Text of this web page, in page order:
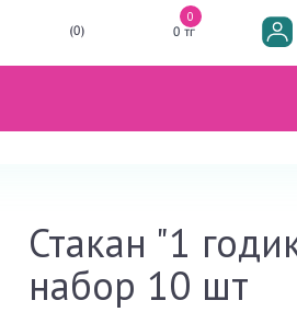
(0)
0
0 тг
Стакан "1
набор 10 шт